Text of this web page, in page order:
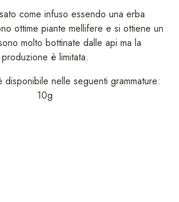
come infuso essendo una erba
ottime piante mellifere e si ottiene un
molto bottinate dalle api ma la
produzione è limitata.
disponibile nelle seguenti grammature:
10g